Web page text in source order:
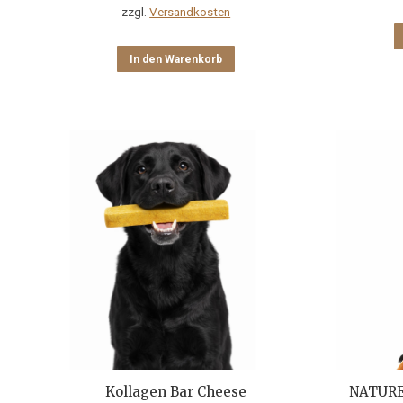
zzgl.Versandkosten
In den Warenkorb
Kollagen Bar Cheese